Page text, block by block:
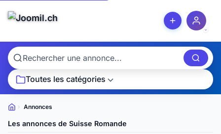
Toutes les catégories
Petites
annonces
Annonces
Les annonces de Suisse Romande